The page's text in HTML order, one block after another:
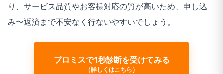
り、サービス品質やお客様対応の質が高いため、申し込
み〜返済まで不安なく行ないやすいでしょう。
プロミスで1秒診断を受けてみる
（詳しくはこちら）